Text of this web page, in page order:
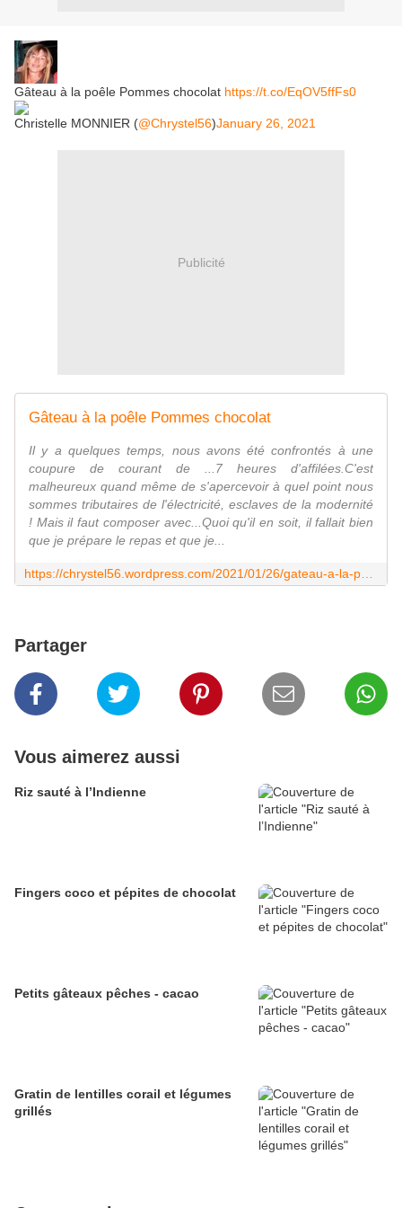
Gâteau à la poêle Pommes chocolat https://t.co/EqOV5ffFs0
Christelle MONNIER (@Chrystel56)January 26, 2021
Publicité
Gâteau à la poêle Pommes chocolat
Il y a quelques temps, nous avons été confrontés à une
coupure de courant de ...7 heures d'affilées.C'est
malheureux quand même de s'apercevoir à quel point nous
sommes tributaires de l'électricité, esclaves de la modernité
! Mais il faut composer avec...Quoi qu'il en soit, il fallait bien
que je prépare le repas et que je...
Partager
Vous aimerez aussi
Riz sauté à l’Indienne
Fingers coco et pépites de chocolat
Petits gâteaux pêches - cacao
Gratin de lentilles corail et légumes
grillés